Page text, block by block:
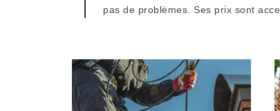
pas de problèmes. Ses prix sont